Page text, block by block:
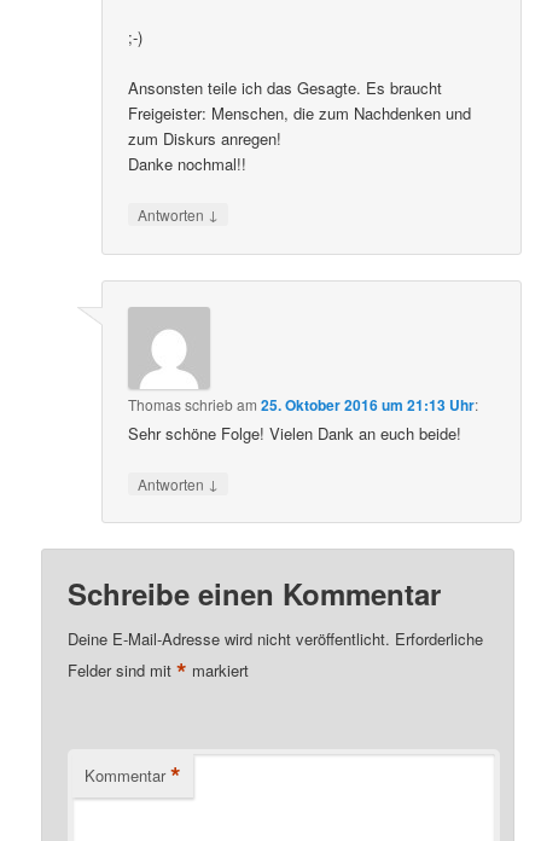
;-)
Ansonsten teile ich das Gesagte. Es braucht
Freigeister: Menschen, die zum Nachdenken und
zum Diskurs anregen!
Danke nochmal!!
Antworten ↓
Thomasschriebam25. Oktober 2016 um 21:13 Uhr:
Sehr schöne Folge! Vielen Dank an euch beide!
Antworten ↓
Schreibe einen Kommentar
Deine E-Mail-Adresse wird nicht veröffentlicht. Erforderliche
Felder sind mit* markiert
Kommentar *